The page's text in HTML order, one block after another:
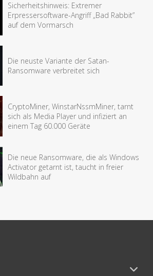
Sicherheitshinweis: Extremer
Erpressersoftware-Angriff „Bad Rabbit”
auf dem Vormarsch
Die neuste Variante der Satan-
Ransomware verbreitet sich
CryptoMiner, WinstarNssmMiner, tarnt
sich als Media Player und infiziert an
einem Tag 60.000 Geräte
Die neue Ransomware, die als Windows
Activator getarnt ist, taucht in freier
Wildbahn auf